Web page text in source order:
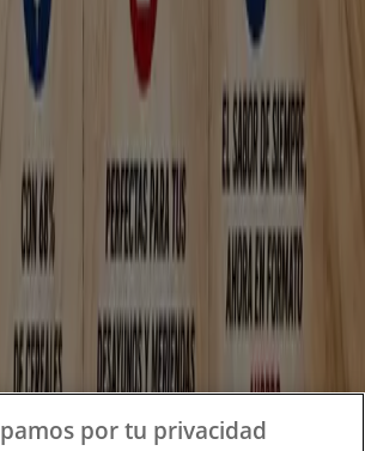
de Shopfully, la empresa
reinventando las compras locales
empresas
por tu privacidad